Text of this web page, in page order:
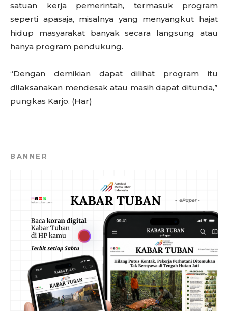
satuan kerja pemerintah, termasuk program
seperti apasaja, misalnya yang menyangkut hajat
hidup masyarakat banyak secara langsung atau
hanya program pendukung.
“Dengan demikian dapat dilihat program itu
dilaksanakan mendesak atau masih dapat ditunda,”
pungkas Karjo. (Har)
BANNER